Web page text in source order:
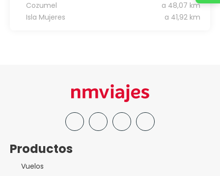
Cozumel
a 48,07 km
Isla Mujeres
a 41,92 km
Productos
Vuelos